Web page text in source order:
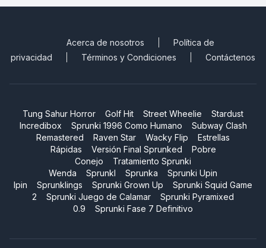
Acerca de nosotros
Política de
privacidad
Términos y Condiciones Contáctenos
Tung Sahur Horror Golf Hit Street Wheelie
Stardust
Incredibox
Sprunki 1996 Como Humano
Subway Clash
Remastered
Raven Star Wacky Flip
Estrellas
Rápidas
Versión Final Sprunked
Pobre
Conejo
Tratamiento Sprunki
Wenda
Sprunkl Sprunka
Sprunki Upin
Ipin
Sprunklings Sprunki Grown Up
Sprunki Squid Game
2
Sprunki Juego de Calamar
Sprunki Pyramixed
0.9
Sprunki Fase 7 Definitivo